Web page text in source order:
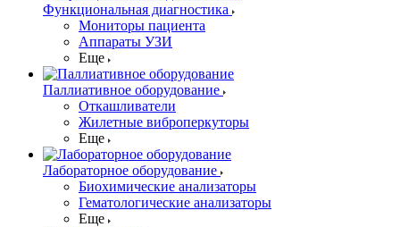
Функциональная диагностика
Мониторы пациента
Аппараты УЗИ
Еще
Паллиативное оборудование
Откашливатели
Жилетные виброперкуторы
Еще
Лабораторное оборудование
Биохимические анализаторы
Гематологические анализаторы
Еще